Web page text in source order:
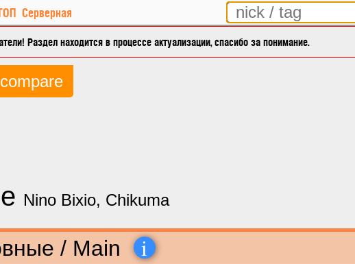
Серверная
Раздел находится в процессе актуализации, спасибо за понимание.
compare
Nino Bixio, Chikuma
/ Main i